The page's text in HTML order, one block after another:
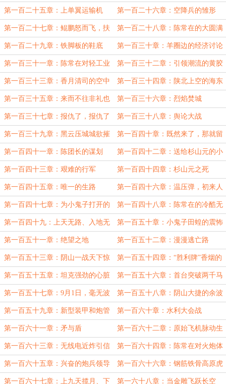
发动机
第一百二十五章：上单翼运输机 第一百二十六章：空降兵的雏形
第一百二十七章：鲲鹏怒而飞，扶
摇直上九万里
第一百二十八章：陈常在的大圆满
第一百二十九章：铁脚板的鞋底 第一百三十章：羊圈边的经济讨论
第一百三十一章：陈常在对轻工业
的设想
第一百三十二章：引领潮流的黄胶
鞋
第一百三十三章：香月清司的空中
突袭
第一百三十四章：陕北上空的海东
青
第一百三十五章：来而不往非礼也 第一百三十六章：烈焰焚城
第一百三十七章：报仇了，报仇了
啊
第一百三十八章：舆论大战
第一百三十九章：黑云压城城欲摧 第一百四十章：既然来了，那就留
在这里做肥料吧
第一百四十一章：陈团长的谋划 第一百四十二章：送给杉山元的小
礼包
第一百四十三章：艰难的行军 第一百四十四章：杉山元之死
第一百四十五章：唯一的生路 第一百四十六章：温压弹，初来人
间的恶魔
第一百四十七章：为小鬼子打开的
地狱之门
第一百四十八章：陈常在的冷酷无
情
第一百四十九：上天无路、入地无
门
第一百五十章：小鬼子田蝗的震怖
第一百五十一章：绝望之地 第一百五十二章：漫漫逃亡路
第一百五十三章：阴山一战天下惊 第一百五十四章：“胜利牌”香烟的
爆火
第一百五十五章：坦克强劲的心脏 第一百五十六章：首台突破两千马
力的发动机
第一百五十七章：9月1日，毫无波
兰
第一百五十八章：阴山大捷的余波
第一百五十九章：新型装甲和炮管
抽烟器
第一百六十章：水利大会战
第一百六十一章：矛与盾 第一百六十二章：原始飞机脉动生
产线
第一百六十三章：无线电近炸引信 第一百六十四章：陈常在对火炮体
系的规划
第一百六十五章：兴奋的炮兵领导
们
第一百六十六章：钢筋铁骨高原虎
第一百六十七章：上九天揽月、下 第一六十八章：当金雕飞跃长空